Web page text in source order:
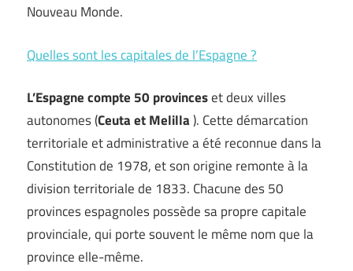
Nouveau Monde.
Quelles sont les capitales de l’Espagne ?
L’Espagne compte 50 provinceset deux villes
autonomes (Ceuta et Melilla). Cette démarcation
territoriale et administrative a été reconnue dans la
Constitution de 1978, et son origine remonte à la
division territoriale de 1833. Chacune des 50
provinces espagnoles possède sa propre capitale
provinciale, qui porte souvent le même nom que la
province elle-même.